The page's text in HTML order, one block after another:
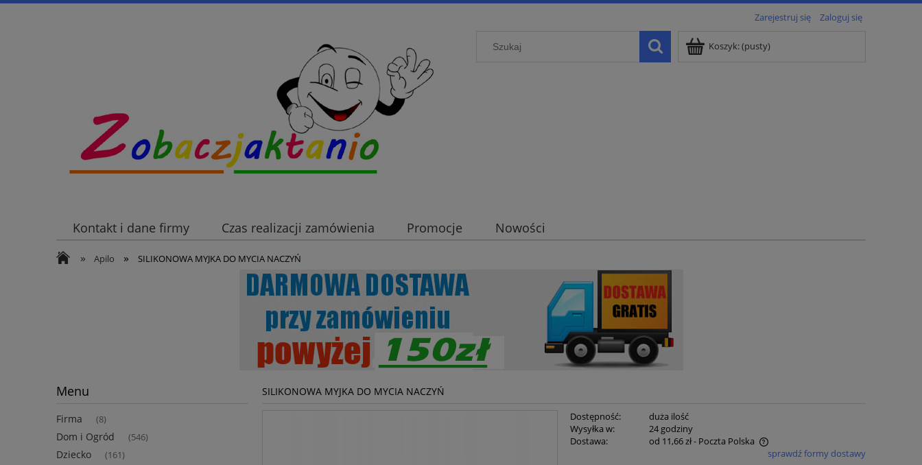
Zarejestruj się Zaloguj się
Koszyk:(pusty)
Kontakt i dane firmy Czas realizacji zamówienia Promocje Nowości
» Apilo » SILIKONOWA MYJKA DO MYCIA NACZYŃ
Menu
Firma (8)
Dom i Ogród (546)
Dziecko (161)
SILIKONOWA MYJKA DO MYCIA NACZYŃ
Dostępność:
duża ilość
Wysyłka w:
24 godziny
Dostawa:
od 11,66 zł- Poczta Polska
sprawdź formy dostawy